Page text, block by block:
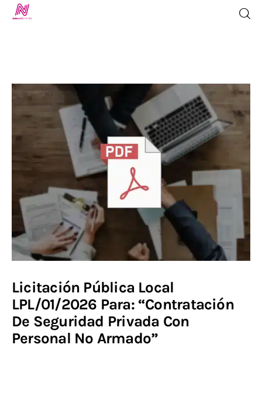
Inicio
TV en Vivo
Jalisco Noticias
Programación
Jalisco TV
Jalisco RADIO / En Vivo
Nosotros
Contacto
Licitación Pública Local
LPL/01/2026 Para: “Contratación
De Seguridad Privada Con
Personal No Armado”